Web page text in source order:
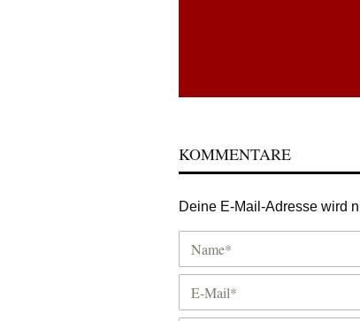
KOMMENTARE
Deine E-Mail-Adresse wird